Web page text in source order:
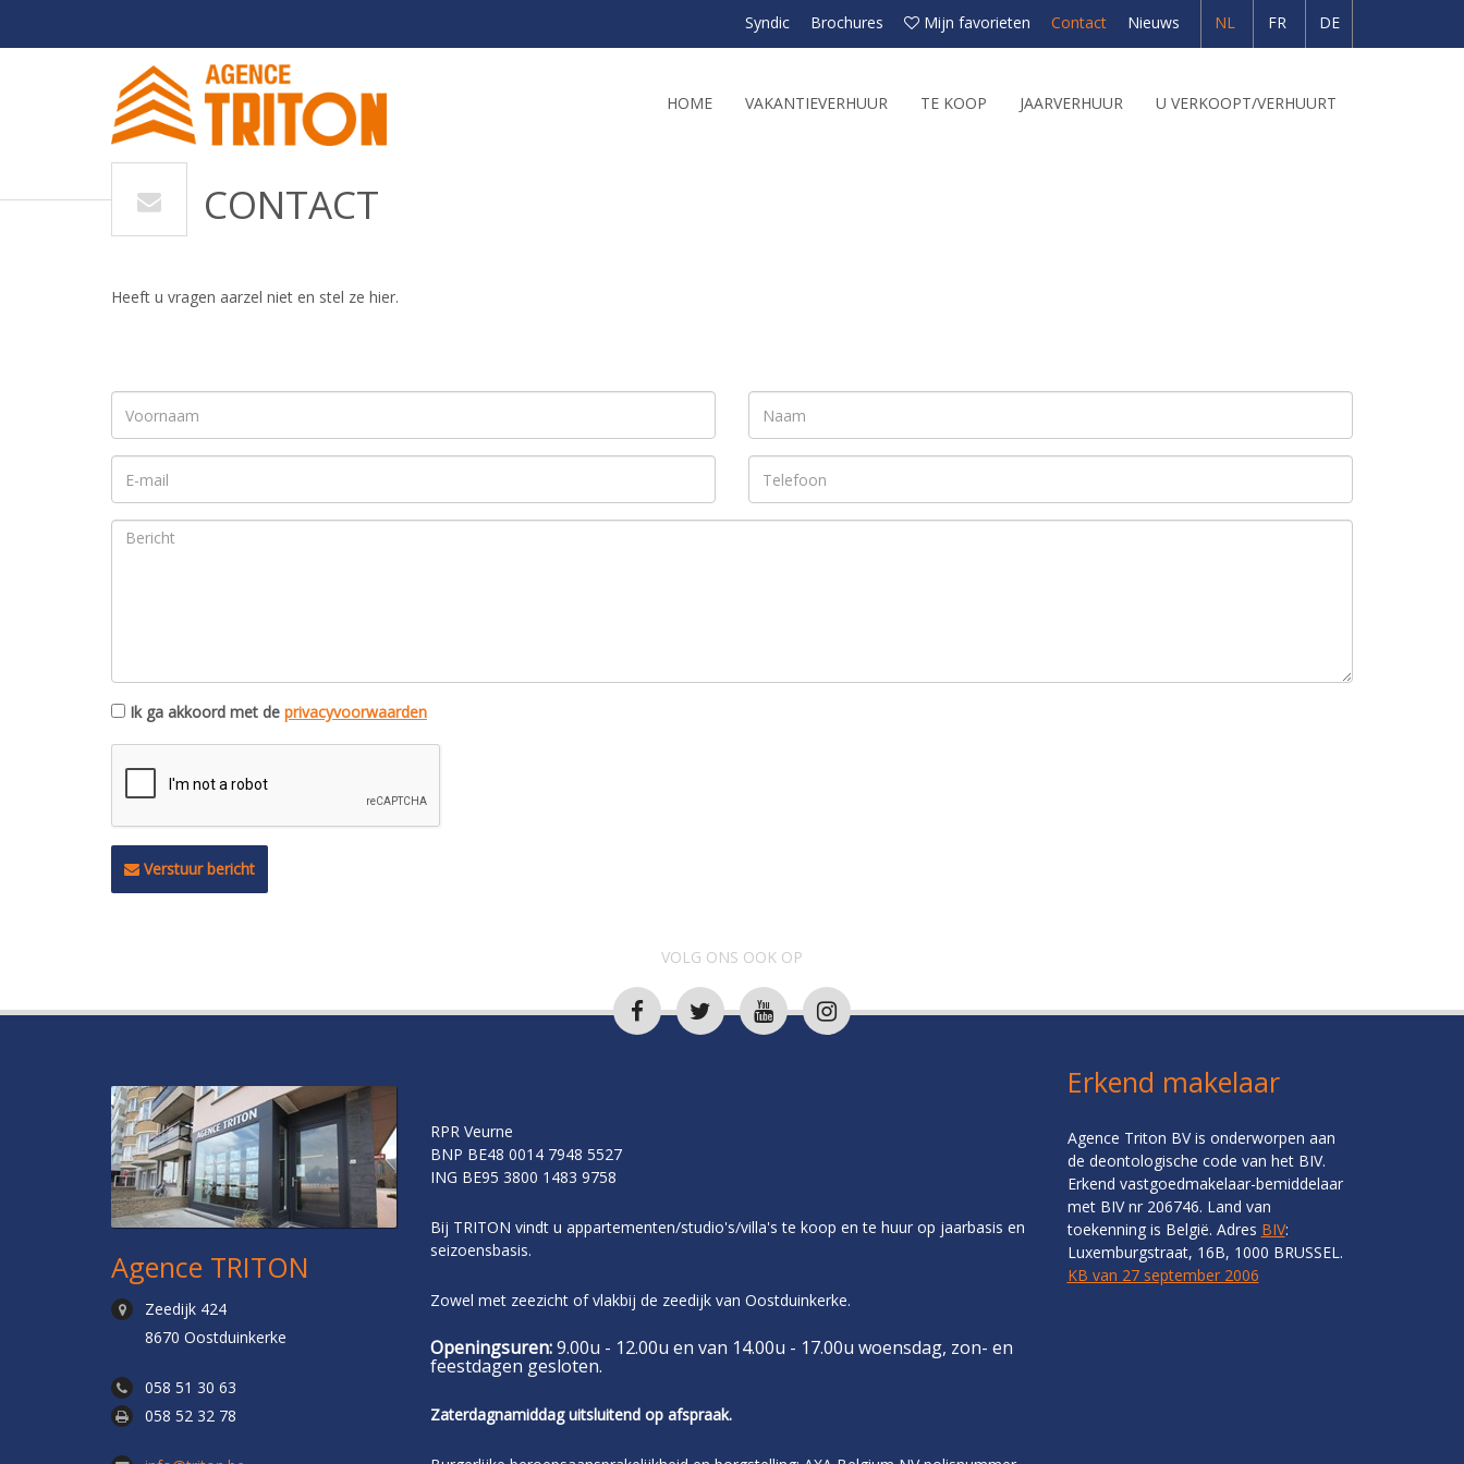
Syndic Brochures Mijn favorieten Contact Nieuws NL FR DE
HOME VAKANTIEVERHUUR TE KOOP JAARVERHUUR U VERKOOPT/VERHUURT
CONTACT
Heeft u vragen aarzel niet en stel ze hier.
Ik ga akkoord met de privacyvoorwaarden
Verstuur bericht
VOLG ONS OOK OP
Agence TRITON
Zeedijk 424
8670 Oostduinkerke
058 51 30 63
058 52 32 78
RPR Veurne
BNP BE48 0014 7948 5527
ING BE95 3800 1483 9758
Bij TRITON vindt u appartementen/studio's/villa's te koop en te huur op jaarbasis en
seizoensbasis.
Zowel met zeezicht of vlakbij de zeedijk van Oostduinkerke.
Openingsuren:9.00u - 12.00u en van 14.00u - 17.00u woensdag, zon- en
feestdagen gesloten.
Zaterdagnamiddag uitsluitend op afspraak.
Erkend makelaar
Agence Triton BV is onderworpen aan
de deontologische code van het BIV.
Erkend vastgoedmakelaar-bemiddelaar
met BIV nr 206746. Land van
toekenning is België. Adres BIV:
Luxemburgstraat, 16B, 1000 BRUSSEL.
KB van 27 september 2006